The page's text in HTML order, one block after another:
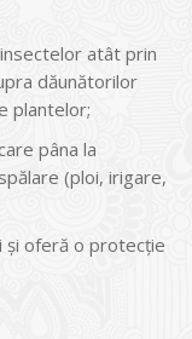
atât prin
dăunătorilor
plantelor;
pâna la
(ploi, irigare,
oferă o protecție